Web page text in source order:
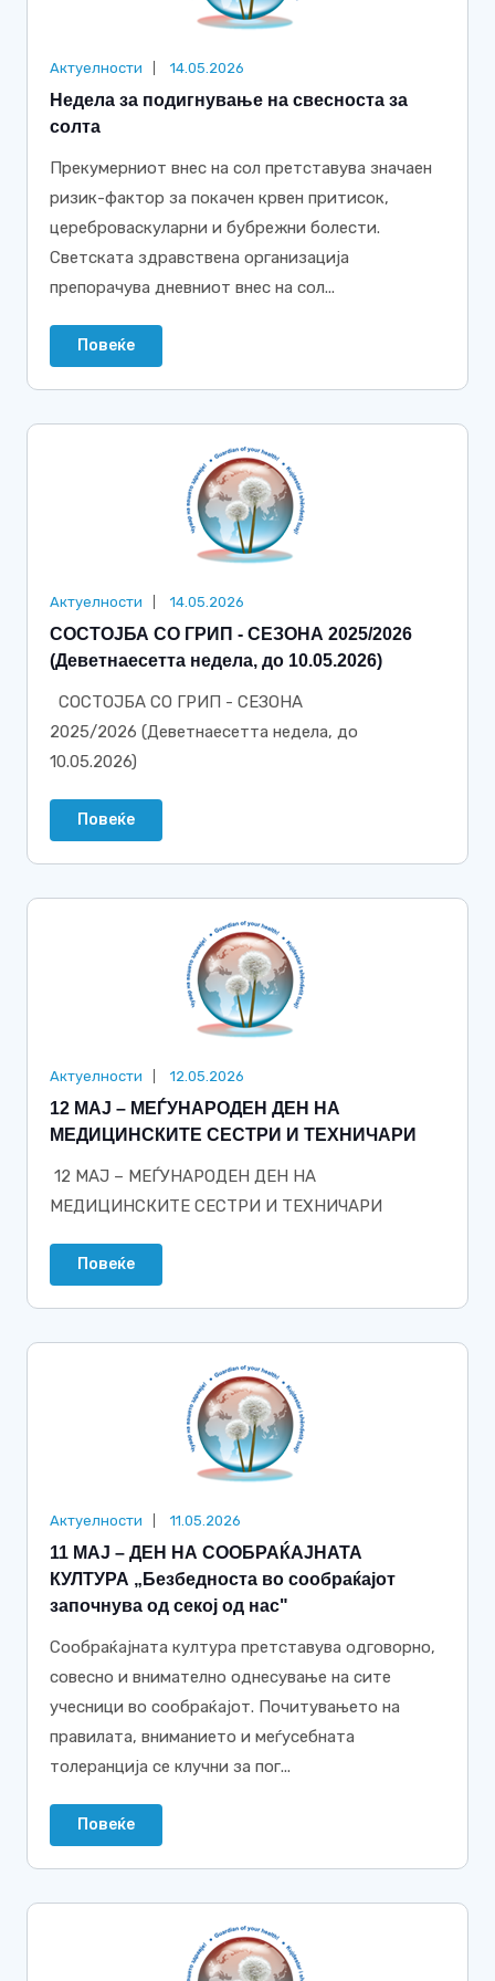
Актуелности 14.05.2026
Недела за подигнување на свесноста за
солта
Прекумерниот внес на сол претставува значаен
ризик-фактор за покачен крвен притисок,
цереброваскуларни и бубрежни болести.
Светската здравствена организација
препорачува дневниот внес на сол...
Повеќе
Актуелности 14.05.2026
СОСТОЈБА СО ГРИП - СЕЗОНА 2025/2026
(Деветнаесетта недела, до 10.05.2026)
СОСТОЈБА СО ГРИП - СЕЗОНА
2025/2026 (Деветнаесетта недела, до
10.05.2026)
Повеќе
Актуелности 12.05.2026
12 МАЈ – МЕЃУНАРОДЕН ДЕН НА
МЕДИЦИНСКИТЕ СЕСТРИ И ТЕХНИЧАРИ
12 МАЈ – МЕЃУНАРОДЕН ДЕН НА
МЕДИЦИНСКИТЕ СЕСТРИ И ТЕХНИЧАРИ
Повеќе
Актуелности 11.05.2026
11 МАЈ – ДЕН НА СООБРАЌАЈНАТА
КУЛТУРА „Безбедноста во сообраќајот
започнува од секој од нас"
Сообраќајната култура претставува одговорно,
совесно и внимателно однесување на сите
учесници во сообраќајот. Почитувањето на
правилата, вниманието и меѓусебната
толеранција се клучни за пог...
Повеќе